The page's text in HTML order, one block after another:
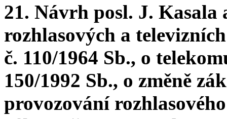
21. Návrh posl. J. Kasala
rozhlasových a
č. 110/1964 Sb., o
150/1992 Sb., o změně
provozování